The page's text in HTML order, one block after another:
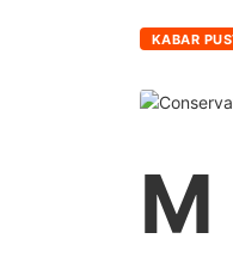
KABAR
M